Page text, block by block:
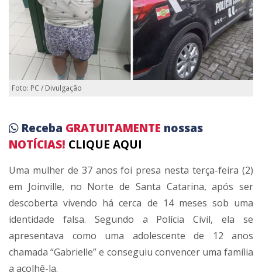
Foto: PC / Divulgação
Receba GRATUITAMENTE nossas
NOTÍCIAS! CLIQUE AQUI
Uma mulher de 37 anos foi presa nesta terça-feira (2)
em Joinville, no Norte de Santa Catarina, após ser
descoberta vivendo há cerca de 14 meses sob uma
identidade falsa. Segundo a Polícia Civil, ela se
apresentava como uma adolescente de 12 anos
chamada “Gabrielle” e conseguiu convencer uma família
a acolhê-la.